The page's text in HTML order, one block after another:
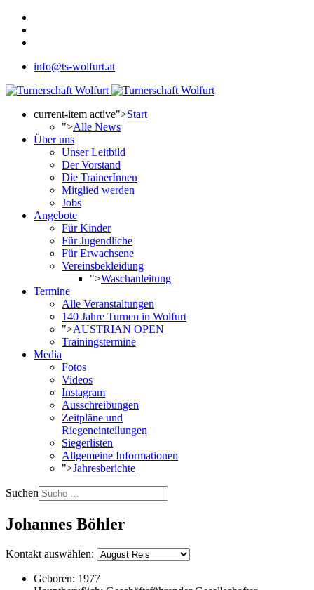
info@ts-wolfurt.at
current-item active">Start
">Alle News
Über uns
Unser Leitbild
Der Vorstand
Die TrainerInnen
Mitglied werden
Jobs
Angebote
Für Kinder
Für Jugendliche
Für Erwachsene
Vereinsbekleidung
">Waschanleitung
Termine
Alle Veranstaltungen
140 Jahre Turnen in Wolfurt
">AUSTRIAN OPEN
Trainingstermine
Media
Fotos
Videos
Instagram
Ausschreibungen
Zeitpläne und
Riegeneinteilungen
Siegerlisten
Allgemeine Informationen
">Jahresberichte
Suchen
Johannes Böhler
Kontakt auswählen:
Geboren: 1977